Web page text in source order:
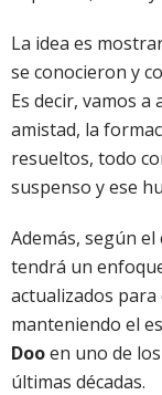
La idea es
se conocieron y
Es decir, vamos
amistad, la
resueltos, todo
suspenso y ese
Además, según
tendrá un
actualizados
manteniendo el
Dooen uno de
últimas décadas.